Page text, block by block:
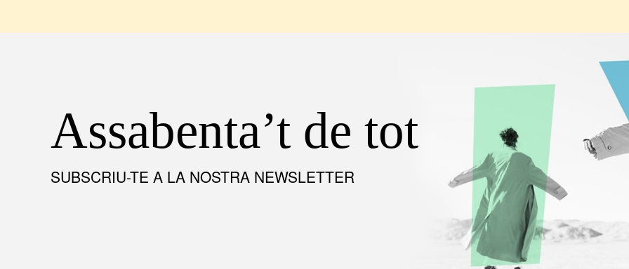
Assabenta’t de tot
SUBSCRIU-TE A LA NOSTRA NEWSLETTER